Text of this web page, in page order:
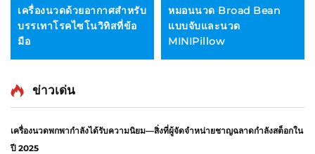
เครื่องนวดด้วยอากาศสำหรับ
บรรเทาโรคไซโนวิทิสที่ข้อ
มือ
หมอนนวด Broad Bean
แบบจับและนวด
MINIPillow
ข่าวเด่น
เครื่องนวดพกพากำลังได้รับความนิยม—สิ่งที่ผู้จัดจำหน่ายชาญฉลาดกำลังสต็อกใน
ปี 2025